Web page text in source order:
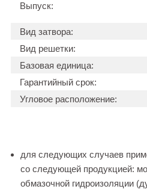
Выпуск:
Вид затвора:
Вид решетки:
Базовая единица:
Гарантийный срок:
Угловое расположение:
для следующих случаев
со следующей продукцией:
обмазочной гидроизоляции